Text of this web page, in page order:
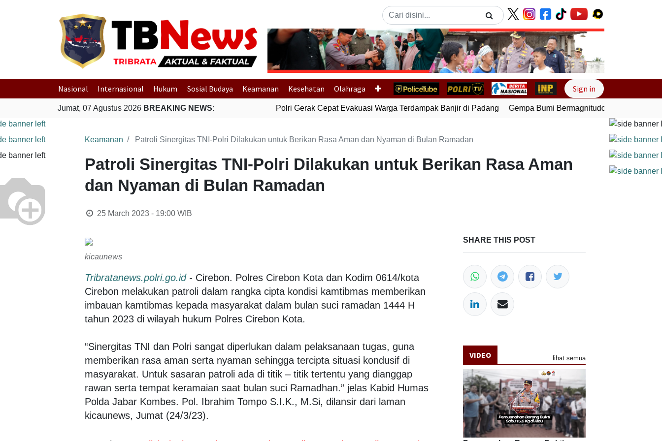
Previous Next
Nasional Internasional Hukum Sosial Budaya Keamanan Kesehatan Olahraga Sign in
Jumat, 07 Agustus 2026 BREAKING NEWS: Polri Gerak Cepat Evakuasi Warga Terdampak Banjir di Padang Gempa Bumi Bermagnitudo 5,1 Kembali
Keamanan Patroli Sinergitas TNI-Polri Dilakukan untuk Berikan Rasa Aman dan Nyaman di Bulan Ramadan
Patroli Sinergitas TNI-Polri Dilakukan untuk Berikan Rasa Aman
dan Nyaman di Bulan Ramadan
25 March 2023 - 19:00WIB
kicaunews
Tribratanews.polri.go.id- Cirebon. Polres Cirebon Kota dan Kodim 0614/kota
Cirebon melakukan patroli dalam rangka cipta kondisi kamtibmas memberikan
imbauan kamtibmas kepada masyarakat dalam bulan suci ramadan 1444 H
tahun 2023 di wilayah hukum Polres Cirebon Kota.
“Sinergitas TNI dan Polri sangat diperlukan dalam pelaksanaan tugas, guna
memberikan rasa aman serta nyaman sehingga tercipta situasi kondusif di
masyarakat. Untuk sasaran patroli ada di titik – titik tertentu yang dianggap
rawan serta tempat keramaian saat bulan suci Ramadhan.” jelas Kabid Humas
Polda Jabar Kombes. Pol. Ibrahim Tompo S.I.K., M.Si, dilansir dari laman
kicaunews, Jumat (24/3/23).
SHARE THIS POST
VIDEO lihat semua